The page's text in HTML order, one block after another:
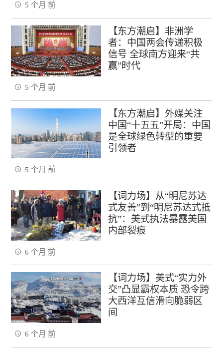
5 个月 前
【东方潮启】非洲学
者：中国两会传递积极
信号 全球南方迎来“共
赢”时代
5 个月 前
【东方潮启】外媒关注
中国“十五五”开局：中国
是全球绿色转型的重要
引领者
5 个月 前
【词力场】从“明尼苏达
式友善”到“明尼苏达式抵
抗”：美式执法暴露美国
内部裂痕
6 个月 前
【词力场】美式“实力外
交”凸显霸权本质 恐令跨
大西洋互信滑向脆弱区
间
6 个月 前